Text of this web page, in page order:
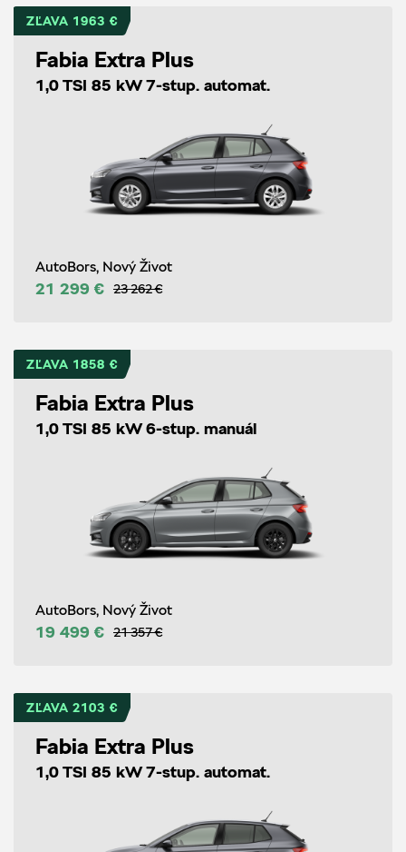
ZĽAVA 1963 €
Fabia Extra Plus
1,0 TSI 85 kW 7-stup. automat.
AutoBors, Nový Život
21 299 € 23 262 €
ZĽAVA 1858 €
Fabia Extra Plus
1,0 TSI 85 kW 6-stup. manuál
AutoBors, Nový Život
19 499 € 21 357 €
ZĽAVA 2103 €
Fabia Extra Plus
1,0 TSI 85 kW 7-stup. automat.